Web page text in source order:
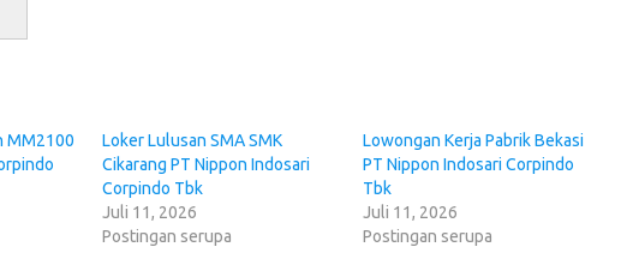
MM2100
Loker Lulusan SMA SMK
Cikarang PT Nippon Indosari
Corpindo Tbk
Juli 11, 2026
Postingan serupa
Lowongan Kerja Pabrik Bekasi
PT Nippon Indosari Corpindo
Tbk
Juli 11, 2026
Postingan serupa